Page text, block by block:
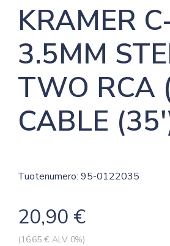
KRAMER
3.5MM
TWO RCA
CABLE
Tuotenumero: 95-0122035
20,90 €
(16,65 € ALV 0%)